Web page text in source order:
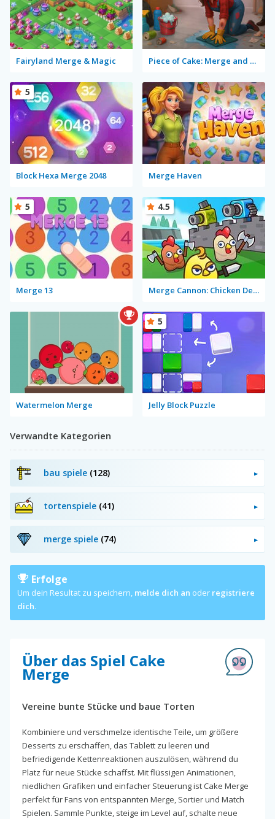
Fairyland Merge & Magic Piece of Cake: Merge and Bake
Block Hexa Merge 2048
5
Merge Haven
Merge 13
5
Merge Cannon: Chicken Defense
4.5
Watermelon Merge Jelly Block Puzzle
5
Verwandte Kategorien
bau spiele (128)
tortenspiele (41)
merge spiele (74)
Erfolge
Um dein Resultat zu speichern, melde dich an oder registriere
dich.
Über das Spiel Cake
Merge
Vereine bunte Stücke und baue Torten
Kombiniere und verschmelze identische Teile, um größere
Desserts zu erschaffen, das Tablett zu leeren und
befriedigende Kettenreaktionen auszulösen, während du
Platz für neue Stücke schaffst. Mit flüssigen Animationen,
niedlichen Grafiken und einfacher Steuerung ist Cake Merge
perfekt für Fans von entspannten Merge, Sortier und Match
Spielen. Sammle Punkte, steige im Level auf, schalte neue